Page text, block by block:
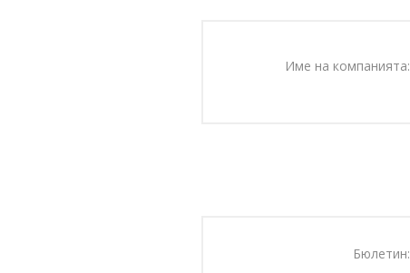
Име на компанията:
Бюлетин: